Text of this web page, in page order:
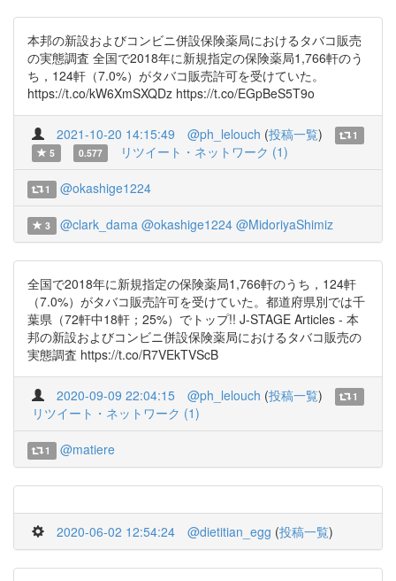
本邦の新設およびコンビニ併設保険薬局におけるタバコ販売
の実態調査 全国で2018年に新規指定の保険薬局1,766軒のう
ち，124軒（7.0%）がタバコ販売許可を受けていた。
https://t.co/kW6XmSXQDz https://t.co/EGpBeS5T9o
2021-10-20 14:15:49 @ph_lelouch (投稿一覧)
1
5
0.577 リツイート・ネットワーク (1)
1 @okashige1224
3 @clark_dama @okashige1224 @MidoriyaShimiz
全国で2018年に新規指定の保険薬局1,766軒のうち，124軒
（7.0%）がタバコ販売許可を受けていた。都道府県別では千
葉県（72軒中18軒；25%）でトップ!! J-STAGE Articles - 本
邦の新設およびコンビニ併設保険薬局におけるタバコ販売の
実態調査 https://t.co/R7VEkTVScB
2020-09-09 22:04:15 @ph_lelouch (投稿一覧) 1
リツイート・ネットワーク (1)
1 @matiere
2020-06-02 12:54:24 @dietitian_egg (投稿一覧)